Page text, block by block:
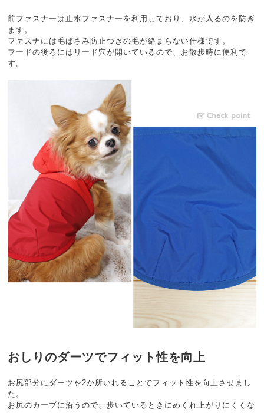
前ファスナーは止水ファスナーを利用しており、水が入るのを防ぎ
ます。
ファスナには毛ばさみ防止つきの毛が絡まらない仕様です。
フードの後ろにはリード穴が開いているので、お散歩時に便利で
す。
おしりのダーツでフィット性を向上
お尻部分にダーツを2か所いれることでフィット性を向上させまし
た。
お尻のカーブに沿うので、歩いているときにめくれ上がりにくくな